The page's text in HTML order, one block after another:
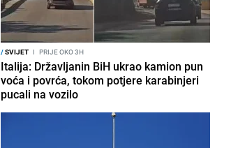
/SVIJET I PRIJE OKO 3H
Italija: Državljanin BiH ukrao kamion pun
voća i povrća, tokom potjere karabinjeri
pucali na vozilo